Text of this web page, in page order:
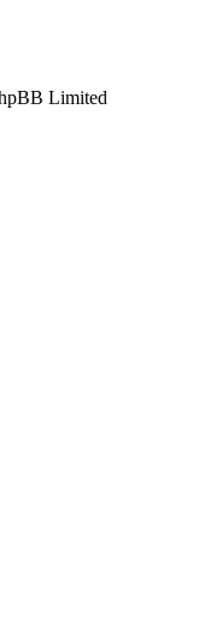
Limited